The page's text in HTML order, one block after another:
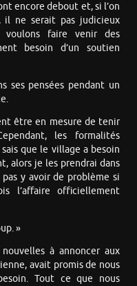
encore debout et, si l’on
il ne serait pas judicieux
voulons faire venir des
besoin d’un soutien
ses pensées pendant un
être en mesure de tenir
les formalités
que le village a besoin
alors je les prendrai dans
y avoir de problème si
l’affaire officiellement
»
à annoncer aux
avait promis de nous
Tout ce que nous